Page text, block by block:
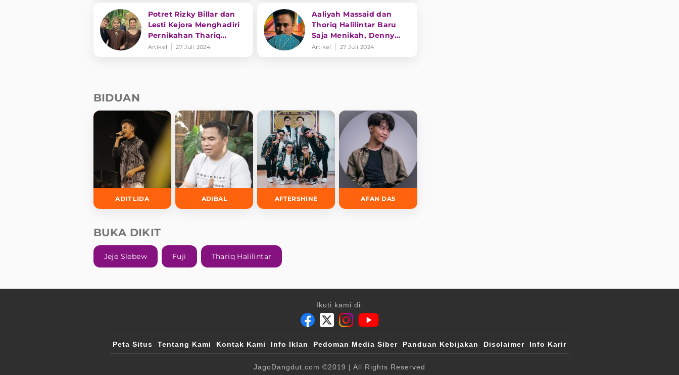
Potret Rizky Billar dan
Lesti Kejora Menghadiri
Pernikahan Thariq
Halilintar dan Aaliyah
Artikel 27 Juli 2024
Aaliyah Massaid dan
Thoriq Halilintar Baru
Saja Menikah, Denny
Darko Singgung Soal
Artikel 27 Juli 2024
BIDUAN
ADIT LIDA ADIBAL AFTERSHINE AFAN DA5
BUKA DIKIT
Jeje Slebew Fuji Thariq Halilintar
Ikuti kami di:
Peta Situs Tentang Kami Kontak Kami Info Iklan Pedoman Media Siber Panduan Kebijakan Disclaimer Info Karir
JagoDangdut.com ©2019 | All Rights Reserved